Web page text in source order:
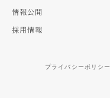
情報公開
採用情報
プライバシーポリシー